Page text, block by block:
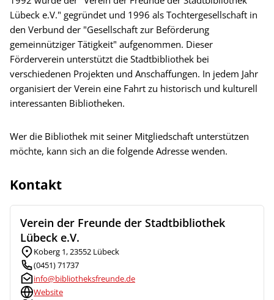
Lübeck e.V." gegründet und 1996 als Tochtergesellschaft in
den Verbund der "Gesellschaft zur Beförderung
gemeinnütziger Tätigkeit" aufgenommen. Dieser
Förderverein unterstützt die Stadtbibliothek bei
verschiedenen Projekten und Anschaffungen. In jedem Jahr
organisiert der Verein eine Fahrt zu historisch und kulturell
interessanten Bibliotheken.
Wer die Bibliothek mit seiner Mitgliedschaft unterstützen
möchte, kann sich an die folgende Adresse wenden.
Kontakt
Verein der Freunde der Stadtbibliothek
Lübeck e.V.
Koberg 1, 23552 Lübeck
(0451) 71737
info@bibliotheksfreunde.de
Website